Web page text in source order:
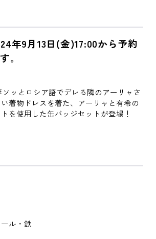
年9月13日(金)17:00から予約
。
ッとロシア語でデレる隣のアーリャさ
着物ドレスを着た、アーリャと有希の
を使用した缶バッジセットが登場！
ル・鉄